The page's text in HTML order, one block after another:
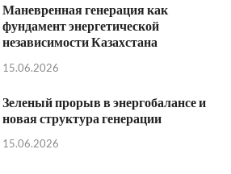
Маневренная генерация как
фундамент энергетической
независимости Казахстана
15.06.2026
Зеленый прорыв в энергобалансе и
новая структура генерации
15.06.2026